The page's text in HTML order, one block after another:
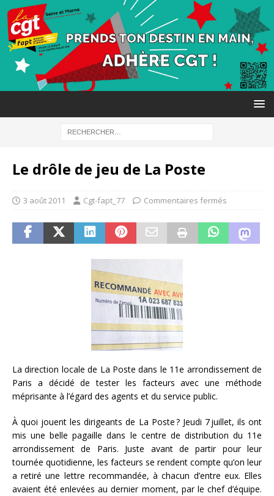
Le drôle de jeu de La Poste
3 août 2011 Cgt-fapt_77 Commentaires fermés
La direction locale de La Poste dans le 11e arrondissement de
Paris a décidé de tester les facteurs avec une méthode
méprisante à l’égard des agents et du service public.
À quoi jouent les dirigeants de La Poste ? Jeudi 7 juillet, ils ont
mis une belle pagaille dans le centre de distribution du 11e
arrondissement de Paris. Juste avant de partir pour leur
tournée quotidienne, les facteurs se rendent compte qu’on leur
a retiré une lettre recommandée, à chacun d’entre eux. Elles
avaient été enlevées au dernier moment, par le chef d’équipe.